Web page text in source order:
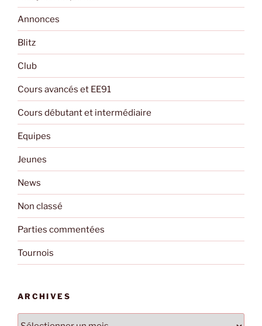
Annonces
Blitz
Club
Cours avancés et EE91
Cours débutant et intermédiaire
Equipes
Jeunes
News
Non classé
Parties commentées
Tournois
ARCHIVES
Archives